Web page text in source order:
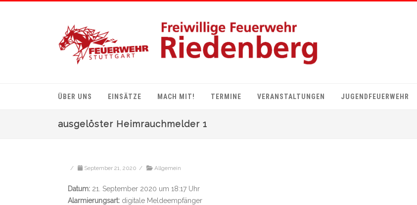
ÜBER UNS EINSÄTZE MACH MIT! TERMINE VERANSTALTUNGEN JUGENDFEUERWEHR
ausgelöster Heimrauchmelder 1
/ September 21, 2020 / Allgemein
Datum: 21. September 2020 um 18:17 Uhr
Alarmierungsart: digitale Meldeempfänger